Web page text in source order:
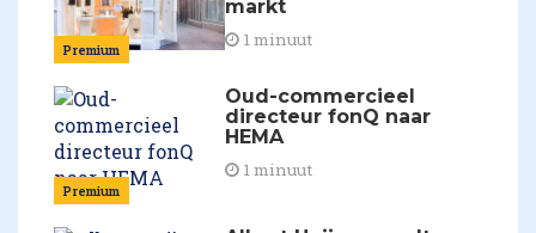
Premium
markt
1 minuut
Premium
Oud-commercieel
directeur fonQ naar
HEMA
1 minuut